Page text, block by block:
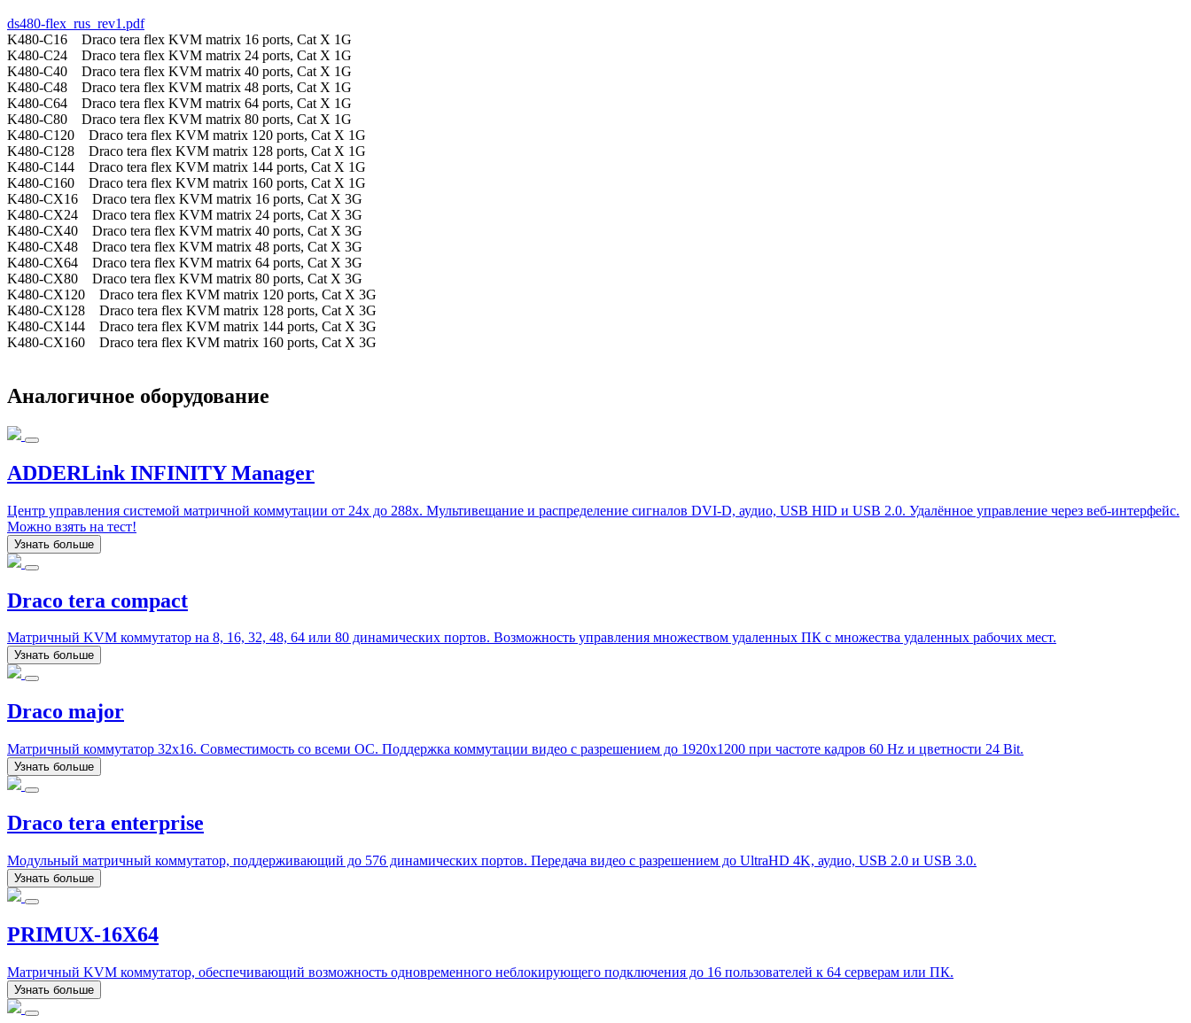
ds480-flex_rus_rev1.pdf
K480-C16 Draco tera flex KVM matrix 16 ports, Cat X 1G
K480-C24 Draco tera flex KVM matrix 24 ports, Cat X 1G
K480-C40 Draco tera flex KVM matrix 40 ports, Cat X 1G
K480-C48 Draco tera flex KVM matrix 48 ports, Cat X 1G
K480-C64 Draco tera flex KVM matrix 64 ports, Cat X 1G
K480-C80 Draco tera flex KVM matrix 80 ports, Cat X 1G
K480-C120 Draco tera flex KVM matrix 120 ports, Cat X 1G
K480-C128 Draco tera flex KVM matrix 128 ports, Cat X 1G
K480-C144 Draco tera flex KVM matrix 144 ports, Cat X 1G
K480-C160 Draco tera flex KVM matrix 160 ports, Cat X 1G
K480-CX16 Draco tera flex KVM matrix 16 ports, Cat X 3G
K480-CX24 Draco tera flex KVM matrix 24 ports, Cat X 3G
K480-CX40 Draco tera flex KVM matrix 40 ports, Cat X 3G
K480-CX48 Draco tera flex KVM matrix 48 ports, Cat X 3G
K480-CX64 Draco tera flex KVM matrix 64 ports, Cat X 3G
K480-CX80 Draco tera flex KVM matrix 80 ports, Cat X 3G
K480-CX120 Draco tera flex KVM matrix 120 ports, Cat X 3G
K480-CX128 Draco tera flex KVM matrix 128 ports, Cat X 3G
K480-CX144 Draco tera flex KVM matrix 144 ports, Cat X 3G
K480-CX160 Draco tera flex KVM matrix 160 ports, Cat X 3G
Аналогичное оборудование
ADDERLink INFINITY Manager
Центр управления системой матричной коммутации от 24x до 288x. Мультивещание и распределение сигналов DVI-D, аудио, USB HID и USB 2.0. Удалённое управление через веб-интерфейс.
Можно взять на тест!
Узнать больше
Draco tera compact
Матричный KVM коммутатор на 8, 16, 32, 48, 64 или 80 динамических портов. Возможность управления множеством удаленных ПК с множества удаленных рабочих мест.
Узнать больше
Draco major
Матричный коммутатор 32x16. Совместимость со всеми ОС. Поддержка коммутации видео с разрешением до 1920x1200 при частоте кадров 60 Hz и цветности 24 Bit.
Узнать больше
Draco tera enterprise
Модульный матричный коммутатор, поддерживающий до 576 динамических портов. Передача видео с разрешением до UltraHD 4K, аудио, USB 2.0 и USB 3.0.
Узнать больше
PRIMUX-16X64
Матричный KVM коммутатор, обеспечивающий возможность одновременного неблокирующего подключения до 16 пользователей к 64 серверам или ПК.
Узнать больше